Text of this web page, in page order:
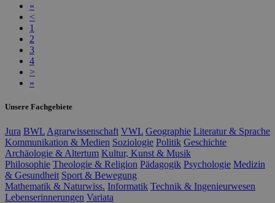
«
<
1
2
3
4
>
»
Unsere Fachgebiete
Jura BWL Agrarwissenschaft VWL Geographie Literatur & Sprache
Kommunikation & Medien Soziologie Politik Geschichte
Archäologie & Altertum Kultur, Kunst & Musik
Philosophie Theologie & Religion Pädagogik Psychologie Medizin
& Gesundheit Sport & Bewegung
Mathematik & Naturwiss. Informatik Technik & Ingenieurwesen
Lebenserinnerungen Variata